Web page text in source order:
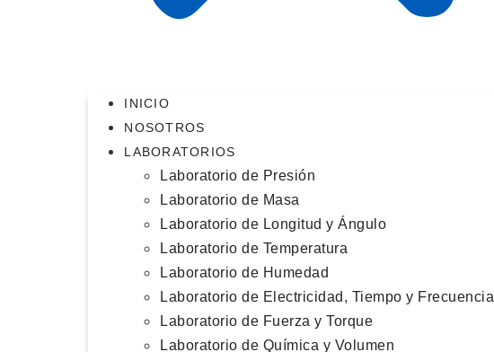
INICIO
NOSOTROS
LABORATORIOS
Laboratorio de Presión
Laboratorio de Masa
Laboratorio de Longitud y Ángulo
Laboratorio de Temperatura
Laboratorio de Humedad
Laboratorio de Electricidad, Tiempo y Frecuencia
Laboratorio de Fuerza y Torque
Laboratorio de Química y Volumen